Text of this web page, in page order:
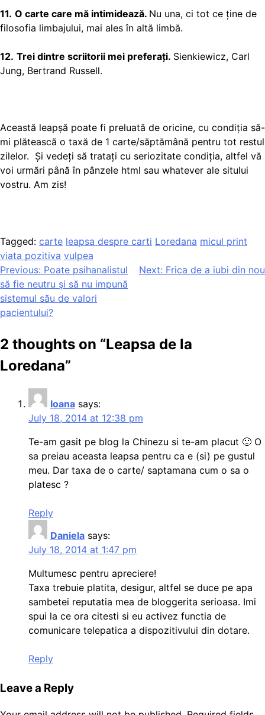
11. O carte care mă intimidează. Nu una, ci tot ce ține de
filosofia limbajului, mai ales în altă limbă.
12. Trei dintre scriitorii mei preferați. Sienkiewicz, Carl
Jung, Bertrand Russell.
Această leapșă poate fi preluată de oricine, cu condiția să-
mi plătească o taxă de 1 carte/săptămână pentru tot restul
zilelor. Și vedeți să tratați cu seriozitate condiția, altfel vă
voi urmări până în pânzele html sau whatever ale sitului
vostru. Am zis!
Tagged: carte leapsa despre carti Loredana micul print
viata pozitiva vulpea
Post
navigation
Previous: Poate psihanalistul
să fie neutru şi să nu impună
sistemul său de valori
pacientului?
Next: Frica de a iubi din nou
2 thoughts on “Leapsa de la
Loredana”
Ioana says:
July 18, 2014 at 12:38 pm
Te-am gasit pe blog la Chinezu si te-am placut 🙂 O
sa preiau aceasta leapsa pentru ca e (si) pe gustul
meu. Dar taxa de o carte/ saptamana cum o sa o
platesc ?
Reply
Daniela says:
July 18, 2014 at 1:47 pm
Multumesc pentru apreciere!
Taxa trebuie platita, desigur, altfel se duce pe apa
sambetei reputatia mea de bloggerita serioasa. Imi
spui la ce ora citesti si eu activez functia de
comunicare telepatica a dispozitivului din dotare.
Reply
Leave a Reply